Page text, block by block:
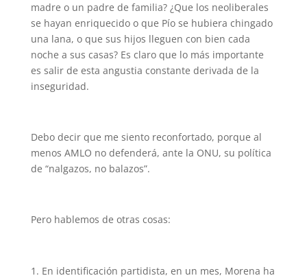
madre o un padre de familia? ¿Que los neoliberales
se hayan enriquecido o que Pío se hubiera chingado
una lana, o que sus hijos lleguen con bien cada
noche a sus casas? Es claro que lo más importante
es salir de esta angustia constante derivada de la
inseguridad.
Debo decir que me siento reconfortado, porque al
menos AMLO no defenderá, ante la ONU, su política
de “nalgazos, no balazos”.
Pero hablemos de otras cosas:
En identificación partidista, en un mes, Morena ha